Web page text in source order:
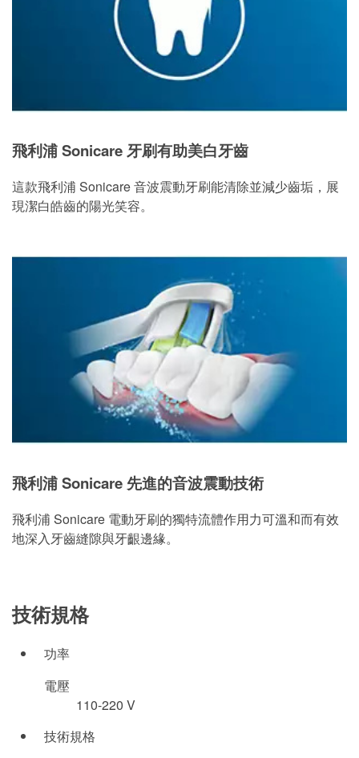
飛利浦 Sonicare 牙刷有助美白牙齒
這款飛利浦 Sonicare 音波震動牙刷能清除並減少齒垢，展
現潔白皓齒的陽光笑容。
飛利浦 Sonicare 先進的音波震動技術
飛利浦 Sonicare 電動牙刷的獨特流體作用力可溫和而有效
地深入牙齒縫隙與牙齦邊緣。
技術規格
功率
電壓
110-220 V
技術規格